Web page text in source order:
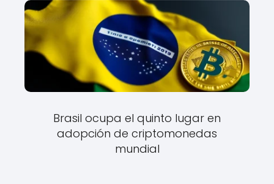
Brasil ocupa el quinto lugar en
adopción de criptomonedas
mundial